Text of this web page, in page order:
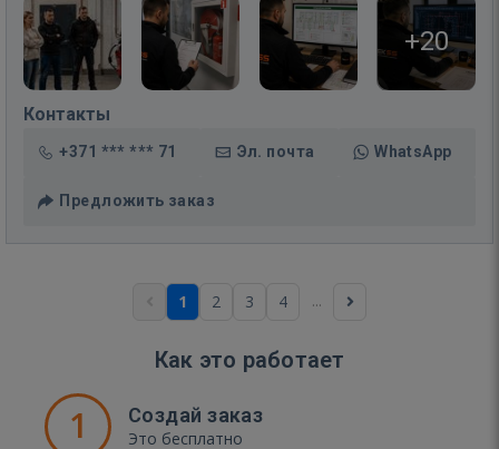
+20
Контакты
+371 *** *** 71 Эл. почта WhatsApp
Предложить заказ
1 2 3 4 ...
Как это работает
1 Создай заказ
Это бесплатно